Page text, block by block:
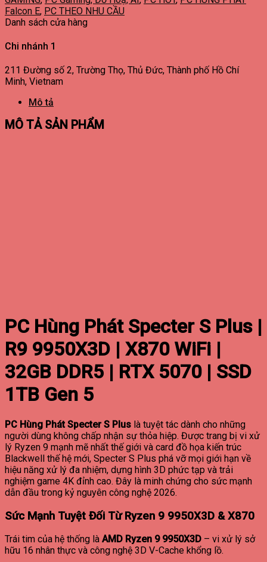
Falcon E, PC THEO NHU CẦU
Danh sách cửa hàng
Chi nhánh 1
211 Đường số 2, Trường Thọ, Thủ Đức, Thành phố Hồ Chí
Minh, Vietnam
Mô tả
MÔ TẢ SẢN PHẨM
PC Hùng Phát Specter S Plus |
R9 9950X3D | X870 WiFi |
32GB DDR5 | RTX 5070 | SSD
1TB Gen 5
PC Hùng Phát Specter S Plus là tuyệt tác dành cho những
người dùng không chấp nhận sự thỏa hiệp. Được trang bị vi xử
lý Ryzen 9 mạnh mẽ nhất thế giới và card đồ họa kiến trúc
Blackwell thế hệ mới, Specter S Plus phá vỡ mọi giới hạn về
hiệu năng xử lý đa nhiệm, dựng hình 3D phức tạp và trải
nghiệm game 4K đỉnh cao. Đây là minh chứng cho sức mạnh
dẫn đầu trong kỷ nguyên công nghệ 2026.
Sức Mạnh Tuyệt Đối Từ Ryzen 9 9950X3D & X870
Trái tim của hệ thống là AMD Ryzen 9 9950X3D – vi xử lý sở
hữu 16 nhân thực và công nghệ 3D V-Cache khổng lồ.